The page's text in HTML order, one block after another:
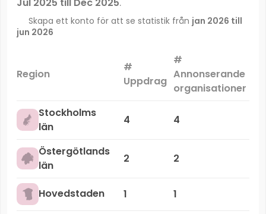
Skapa ett konto för att se statistik från jan 2026 till
jun 2026
Region
#
Uppdrag
#
Annonserande
organisationer
Stockholms
län
4 4
Östergötlands
län
2 2
Hovedstaden 1 1